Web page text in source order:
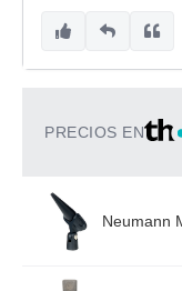
PRECIOS EN
Neumann